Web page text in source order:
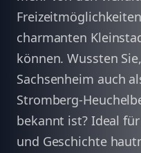
charmanten
können. Wussten
Sachsenheim auch
Stromberg-
bekannt ist? Ideal
und Geschichte